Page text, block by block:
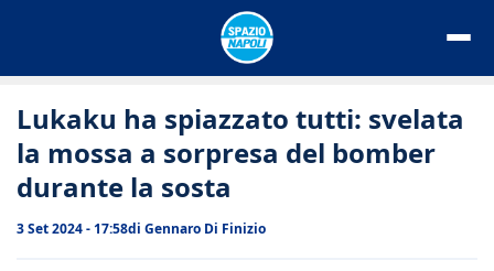
Lukaku ha spiazzato tutti: svelata
la mossa a sorpresa del bomber
durante la sosta
3 Set 2024 - 17:58di Gennaro Di Finizio